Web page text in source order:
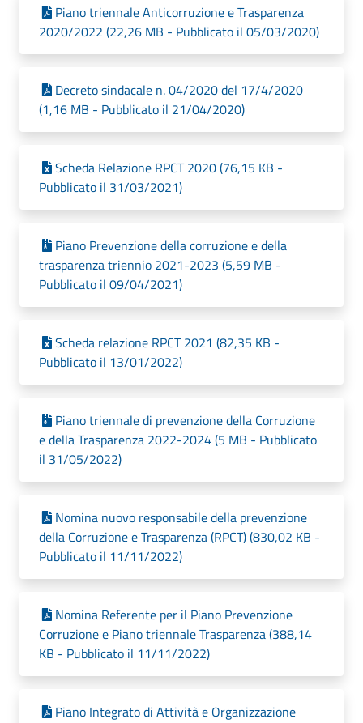
Piano triennale Anticorruzione e Trasparenza
2020/2022 (22,26 MB - Pubblicato il 05/03/2020)
Decreto sindacale n. 04/2020 del 17/4/2020
(1,16 MB - Pubblicato il 21/04/2020)
Scheda Relazione RPCT 2020 (76,15 KB -
Pubblicato il 31/03/2021)
Piano Prevenzione della corruzione e della
trasparenza triennio 2021-2023 (5,59 MB -
Pubblicato il 09/04/2021)
Scheda relazione RPCT 2021 (82,35 KB -
Pubblicato il 13/01/2022)
Piano triennale di prevenzione della Corruzione
e della Trasparenza 2022-2024 (5 MB - Pubblicato
il 31/05/2022)
Nomina nuovo responsabile della prevenzione
della Corruzione e Trasparenza (RPCT) (830,02 KB -
Pubblicato il 11/11/2022)
Nomina Referente per il Piano Prevenzione
Corruzione e Piano triennale Trasparenza (388,14
KB - Pubblicato il 11/11/2022)
Piano Integrato di Attività e Organizzazione